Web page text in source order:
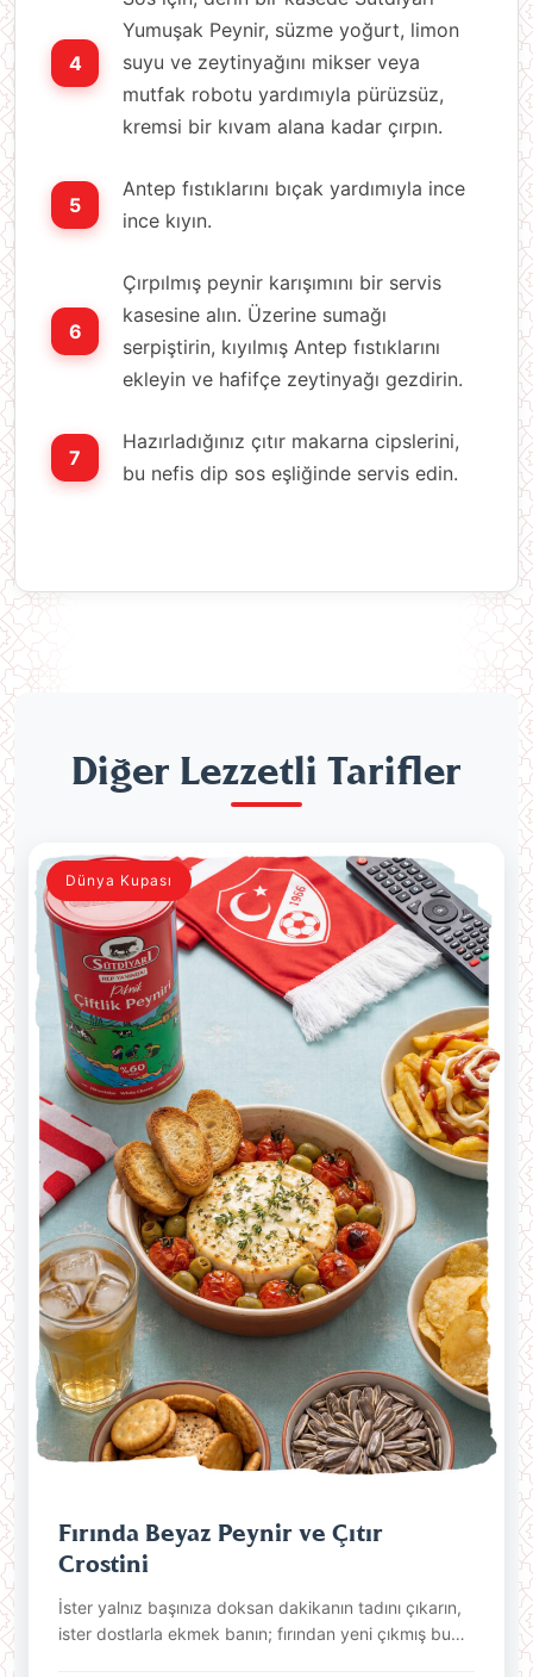
Yumuşak Peynir, süzme yoğurt, limon
suyu ve zeytinyağını mikser veya
mutfak robotu yardımıyla pürüzsüz,
kremsi bir kıvam alana kadar çırpın.
Antep fıstıklarını bıçak yardımıyla ince
ince kıyın.
Çırpılmış peynir karışımını bir servis
kasesine alın. Üzerine sumağı
serpiştirin, kıyılmış Antep fıstıklarını
ekleyin ve hafifçe zeytinyağı gezdirin.
Hazırladığınız çıtır makarna cipslerini,
bu nefis dip sos eşliğinde servis edin.
Diğer Lezzetli Tarifler
Dünya Kupası
Fırında Beyaz Peynir ve Çıtır
Crostini
İster yalnız başınıza doksan dakikanın tadını çıkarın,
ister dostlarla ekmek banın; fırından yeni çıkmış bu…